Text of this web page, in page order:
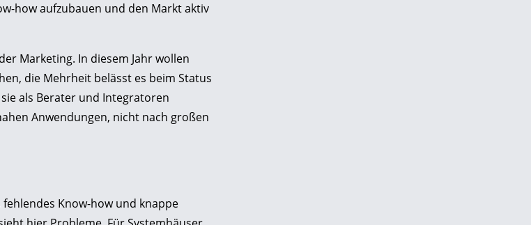
how aufzubauen und den Markt aktiv
Marketing. In diesem Jahr wollen
die Mehrheit belässt es beim Status
als Berater und Integratoren
Anwendungen, nicht nach großen
Know-how und knappe